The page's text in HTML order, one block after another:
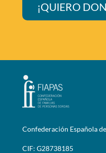
¡QUIERO
Confederación Española
CIF: G28738185